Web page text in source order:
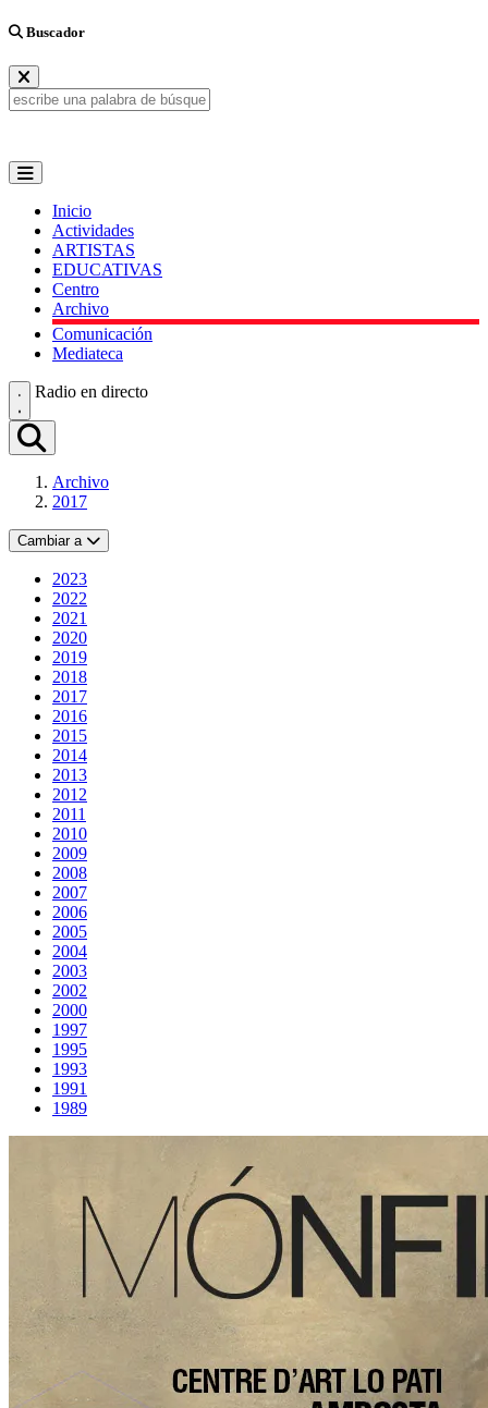
Buscador
Inicio
Actividades
ARTISTAS
EDUCATIVAS
Centro
Archivo
Comunicación
Mediateca
Radio en directo
Archivo
2017
Cambiar a
2023
2022
2021
2020
2019
2018
2017
2016
2015
2014
2013
2012
2011
2010
2009
2008
2007
2006
2005
2004
2003
2002
2000
1997
1995
1993
1991
1989